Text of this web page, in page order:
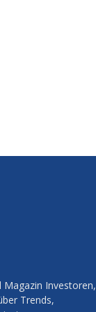
Magazin Investoren,
Trends,